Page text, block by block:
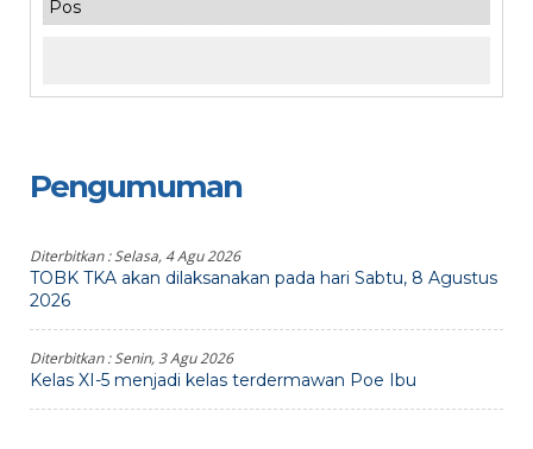
Pengumuman
Diterbitkan :Selasa, 4 Agu 2026
TOBK TKA akan dilaksanakan pada hari Sabtu, 8 Agustus
2026
Diterbitkan :Senin, 3 Agu 2026
Kelas XI-5 menjadi kelas terdermawan Poe Ibu